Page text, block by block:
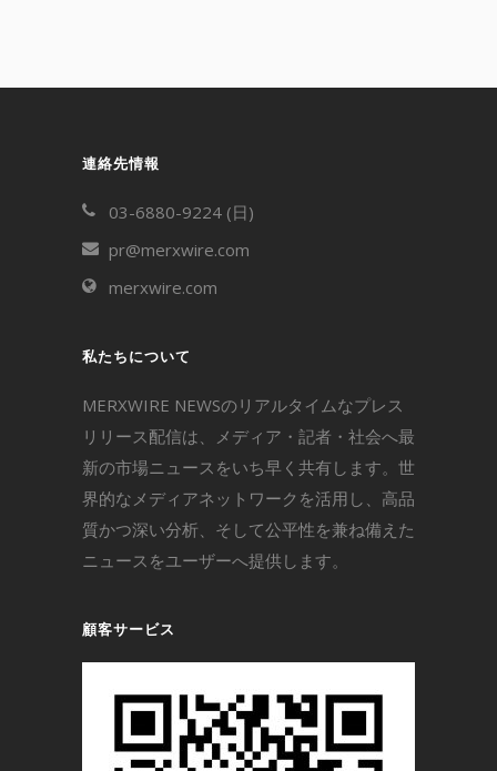
連絡先情報
03-6880-9224 (日)
pr@merxwire.com
merxwire.com
私たちについて
MERXWIRE NEWSのリアルタイムなプレス
リリース配信は、メディア・記者・社会へ最
新の市場ニュースをいち早く共有します。世
界的なメディアネットワークを活用し、高品
質かつ深い分析、そして公平性を兼ね備えた
ニュースをユーザーへ提供します。
顧客サービス